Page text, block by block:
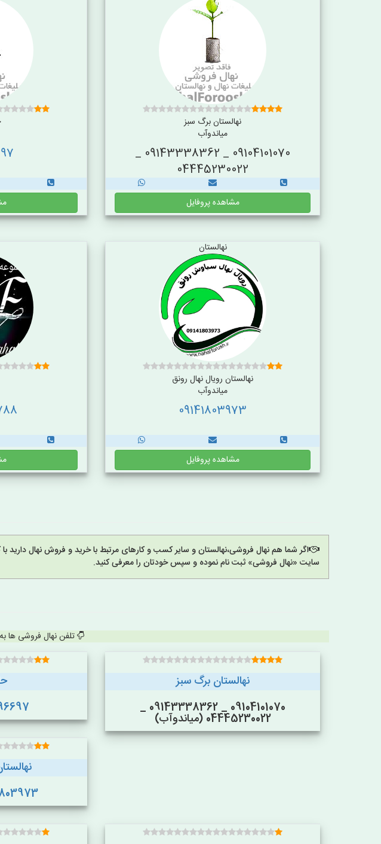
نهالستان برگ سبز
میاندوآب
09104101070 _ 09143338362 _
04445230022
مشاهده پروفایل
نهالستان
نهالستان رویال نهال رونق
میاندوآب
09141803973
مشاهده پروفایل
اگر شما هم نهال فروشی،نهالستان و سایر کسب و کارهای مرتبط با خرید و فروش نهال دارید
سایت «نهال فروشی» ثبت نام نموده و سپس خودتان را معرفی کنید.
تلفن نهال فروشی ها
نهالستان برگ سبز
09104101070 _ 09143338362 _
04445230022 (میاندوآب)